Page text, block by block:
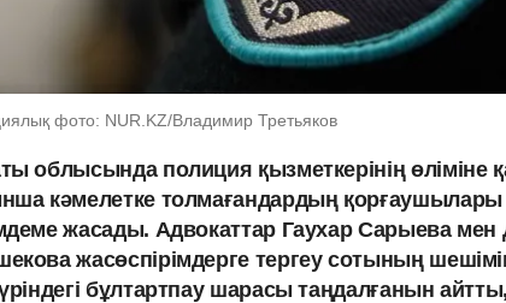
фото: NUR.KZ/Владимир Третьяков
облысында полиция қызметкерінің өліміне
кәмелетке толмағандардың
жасады. Адвокаттар Гаухар Сарыева мен
жасөспірімдерге тергеу сотының
бұлтартпау шарасы таңдалғанын